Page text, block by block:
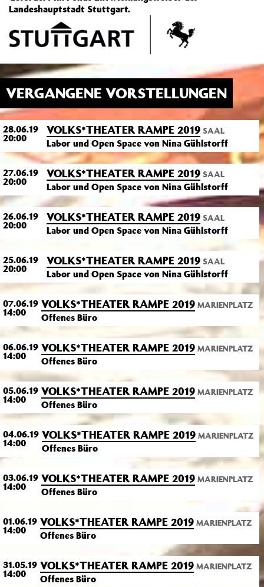
Landeshauptstadt Stuttgart.
VERGANGENE VORSTELLUNGEN
28.06.19
20:00
VOLKS*THEATER RAMPE 2019 SAAL
Labor und Open Space von Nina Gühlstorff
27.06.19
20:00
VOLKS*THEATER RAMPE 2019 SAAL
Labor und Open Space von Nina Gühlstorff
26.06.19
20:00
VOLKS*THEATER RAMPE 2019 SAAL
Labor und Open Space von Nina Gühlstorff
25.06.19
20:00
VOLKS*THEATER RAMPE 2019 SAAL
Labor und Open Space von Nina Gühlstorff
07.06.19
14:00
VOLKS*THEATER RAMPE 2019 MARIENPLATZ
Offenes Büro
06.06.19
14:00
VOLKS*THEATER RAMPE 2019 MARIENPLATZ
Offenes Büro
05.06.19
14:00
VOLKS*THEATER RAMPE 2019 MARIENPLATZ
Offenes Büro
04.06.19
14:00
VOLKS*THEATER RAMPE 2019 MARIENPLATZ
Offenes Büro
03.06.19
14:00
VOLKS*THEATER RAMPE 2019 MARIENPLATZ
Offenes Büro
01.06.19
14:00
VOLKS*THEATER RAMPE 2019 MARIENPLATZ
Offenes Büro
31.05.19
14:00
VOLKS*THEATER RAMPE 2019 MARIENPLATZ
Offenes Büro